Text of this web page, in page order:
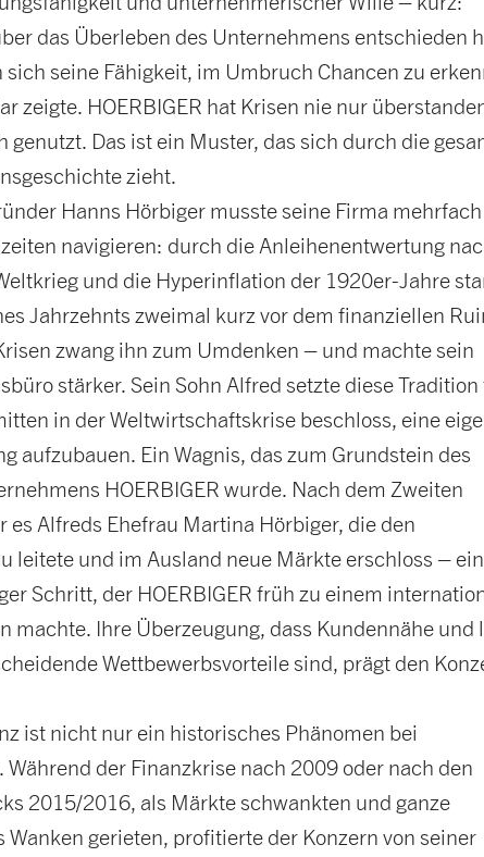
das Überleben des Unternehmens entschieden
sich seine Fähigkeit, im Umbruch Chancen zu
zeigte. HOERBIGER hat Krisen nie nur
genutzt. Das ist ein Muster, das sich durch die
zieht.
Hanns Hörbiger musste seine Firma mehrfach
navigieren: durch die Anleihenentwertung
und die Hyperinflation der 1920er-Jahre
Jahrzehnts zweimal kurz vor dem finanziellen
zwang ihn zum Umdenken – und machte sein
stärker. Sein Sohn Alfred setzte diese Tradition
in der Weltwirtschaftskrise beschloss, eine
aufzubauen. Ein Wagnis, das zum Grundstein des
HOERBIGER wurde. Nach dem Zweiten
es Alfreds Ehefrau Martina Hörbiger, die den
leitete und im Ausland neue Märkte erschloss – ein
Schritt, der HOERBIGER früh zu einem
machte. Ihre Überzeugung, dass Kundennähe und
Wettbewerbsvorteile sind, prägt den
ist nicht nur ein historisches Phänomen bei
Während der Finanzkrise nach 2009 oder nach den
2015/2016, als Märkte schwankten und ganze
Wanken gerieten, profitierte der Konzern von seiner